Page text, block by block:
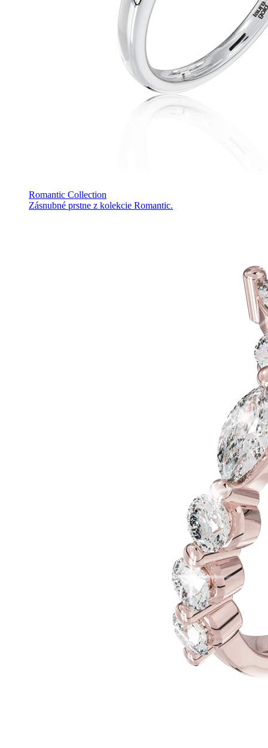
Romantic Collection
Zásnubné prstne z kolekcie Romantic.